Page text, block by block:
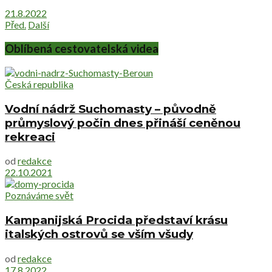
21.8.2022
Před. Další
Oblíbená cestovatelská videa
Česká republika
Vodní nádrž Suchomasty – původně
průmyslový počin dnes přináší ceněnou
rekreaci
od redakce
22.10.2021
Poznáváme svět
Kampanijská Procida představí krásu
italských ostrovů se vším všudy
od redakce